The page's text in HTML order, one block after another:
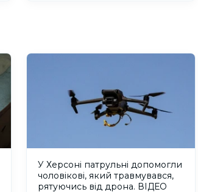
У Херсоні патрульні допомогли
чоловікові, який травмувався,
рятуючись від дрона. ВІДЕО